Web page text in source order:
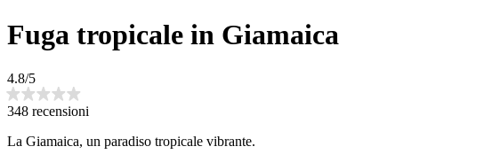
Fuga tropicale in Giamaica
4.8/5
348 recensioni
La Giamaica, un paradiso tropicale vibrante.